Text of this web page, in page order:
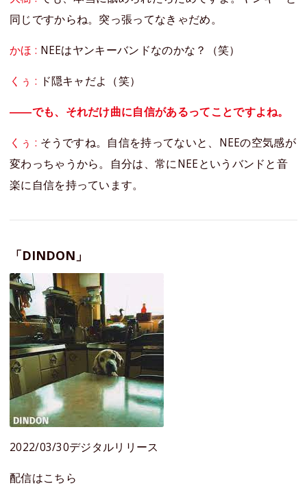
同じですからね。突っ張ってなきゃだめ。
かほ : NEEはヤンキーバンドなのかな？（笑）
くぅ : ド隠キャだよ（笑）
――でも、それだけ曲に自信があるってことですよね。
くぅ : そうですね。自信を持ってないと、NEEの空気感が
変わっちゃうから。自分は、常にNEEというバンドと音
楽に自信を持っています。
「DINDON」
2022/03/30デジタルリリース
配信はこちら